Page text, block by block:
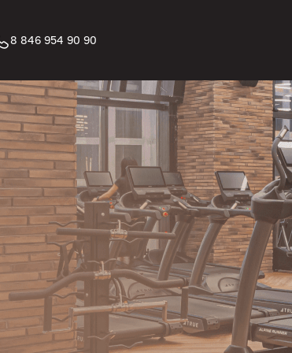
8 846 954 90 90